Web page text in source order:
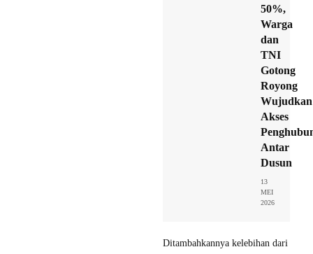
50%,
Warga
dan
TNI
Gotong
Royong
Wujudkan
Akses
Antar
Dusun
13
MEI
2026
Ditambahkannya kelebihan dari